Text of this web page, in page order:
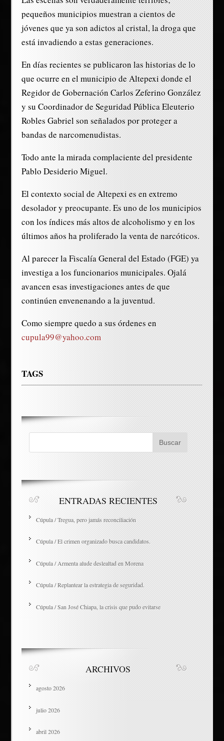
pequeños municipios muestran a cientos de
jóvenes que ya son adictos al cristal, la droga que
está invadiendo a estas generaciones.
En días recientes se publicaron las historias de lo
que ocurre en el municipio de Altepexi donde el
Regidor de Gobernación Carlos Zeferino González
y su Coordinador de Seguridad Pública Eleuterio
Robles Gabriel son señalados por proteger a
bandas de narcomenudistas.
Todo ante la mirada complaciente del presidente
Pablo Desiderio Miguel.
El contexto social de Altepexi es en extremo
desolador y preocupante. Es uno de los municipios
con los índices más altos de alcoholismo y en los
últimos años ha proliferado la venta de narcóticos.
Al parecer la Fiscalía General del Estado (FGE) ya
investiga a los funcionarios municipales. Ojalá
avancen esas investigaciones antes de que
continúen envenenando a la juventud.
Como siempre quedo a sus órdenes en
cupula99@yahoo.com
TAGS
ENTRADAS RECIENTES
Cúpula / Tregua, pero jamás reconciliación
Cúpula / El crimen organizado busca candidatos.
Cúpula / Armenta alude deslealtad en Morena
Cúpula / Replantear la estrategia de seguridad.
Cúpula / San José Chiapa, la crisis que pudo evitarse
ARCHIVOS
agosto 2026
julio 2026
abril 2026